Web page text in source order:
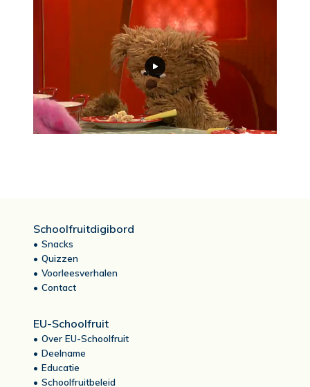
Schoolfruitdigibord
Snacks
Quizzen
Voorleesverhalen
Contact
EU-Schoolfruit
Over EU-Schoolfruit
Deelname
Educatie
Schoolfruitbeleid